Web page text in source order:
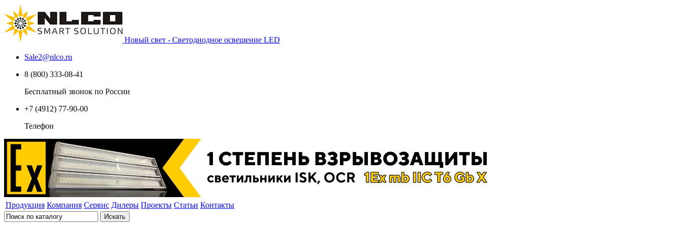
Новый свет - Светодиодное освещение LED
Sale2@nlco.ru
8 (800) 333-08-41
Бесплатный звонок по России
+7 (4912) 77-90-00
Телефон
Продукция Компания Сервис Дилеры Проекты Статьи Контакты